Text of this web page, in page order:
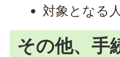
対象となる
その他、手